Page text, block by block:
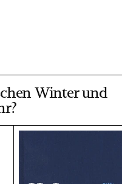
Winter und
Jizchak - mit deutscher